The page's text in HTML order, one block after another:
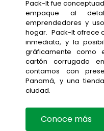
Pack-It fue
empaque al
emprendedores y
hogar. Pack-It ofrece
inmediata, y la
gráficamente como
cartón corrugado
contamos con
Panamá, y una
ciudad.
Conoce más